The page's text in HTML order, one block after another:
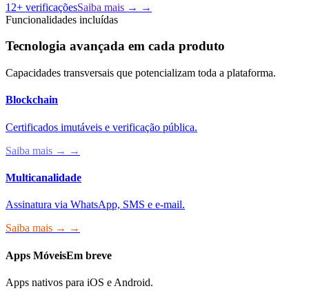
12+ verificaçõesSaiba mais → →
Funcionalidades incluídas
Tecnologia avançada em cada produto
Capacidades transversais que potencializam toda a plataforma.
Blockchain
Certificados imutáveis e verificação pública.
Saiba mais → →
Multicanalidade
Assinatura via WhatsApp, SMS e e-mail.
Saiba mais → →
Apps MóveisEm breve
Apps nativos para iOS e Android.